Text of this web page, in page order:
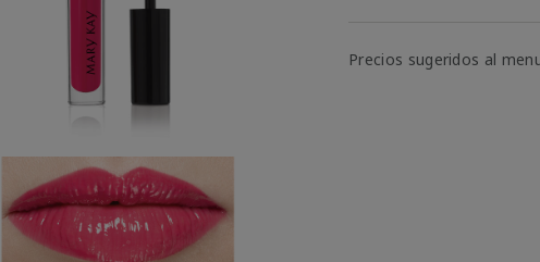
Precios sugeridos al